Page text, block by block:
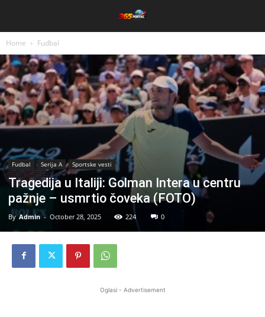
Home Fudbal
Fudbal Serija A Sportske vesti
Tragedija u Italiji: Golman Intera u centru
pažnje – usmrtio čoveka (FOTO)
By Admin - October 28, 2025 224 0
Oglasi - Advertisement